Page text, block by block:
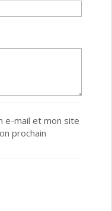
e-mail et mon site
prochain